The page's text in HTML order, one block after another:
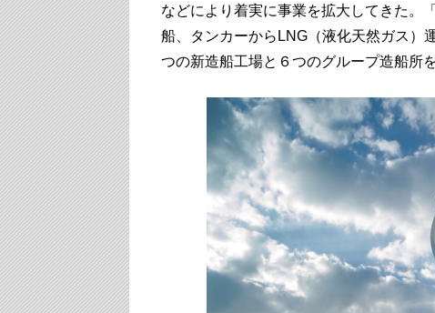
などにより着実に事業を拡大してきた。
船、タンカーからLNG（液化天然ガス）
つの新造船工場と６つのグループ造船所